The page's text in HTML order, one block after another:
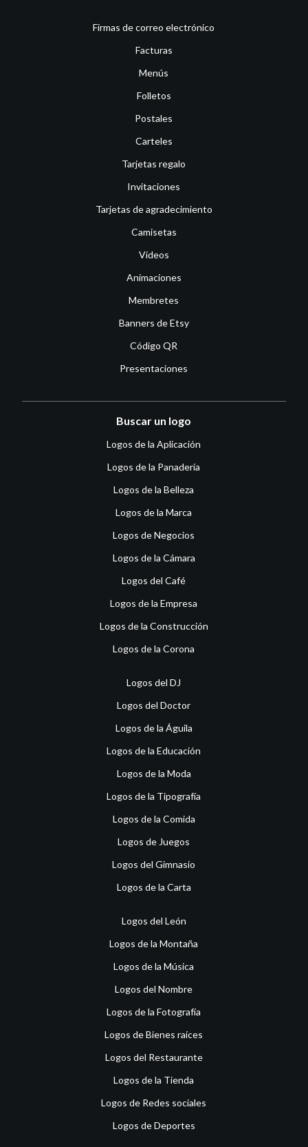
Firmas de correo electrónico
Facturas
Menús
Folletos
Postales
Carteles
Tarjetas regalo
Invitaciones
Tarjetas de agradecimiento
Camisetas
Vídeos
Animaciones
Membretes
Banners de Etsy
Código QR
Presentaciones
Buscar un logo
Logos de la Aplicación
Logos de la Panadería
Logos de la Belleza
Logos de la Marca
Logos de Negocios
Logos de la Cámara
Logos del Café
Logos de la Empresa
Logos de la Construcción
Logos de la Corona
Logos del DJ
Logos del Doctor
Logos de la Águila
Logos de la Educación
Logos de la Moda
Logos de la Tipografía
Logos de la Comida
Logos de Juegos
Logos del Gimnasio
Logos de la Carta
Logos del León
Logos de la Montaña
Logos de la Música
Logos del Nombre
Logos de la Fotografía
Logos de Bienes raíces
Logos del Restaurante
Logos de la Tienda
Logos de Redes sociales
Logos de Deportes